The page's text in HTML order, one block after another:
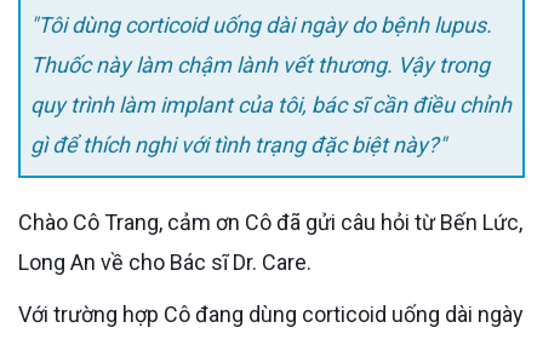
"Tôi dùng corticoid uống dài ngày do bệnh lupus.
Thuốc này làm chậm lành vết thương. Vậy trong
quy trình làm implant của tôi, bác sĩ cần điều chỉnh
gì để thích nghi với tình trạng đặc biệt này?"
Chào Cô Trang, cảm ơn Cô đã gửi câu hỏi từ Bến Lức,
Long An về cho Bác sĩ Dr. Care.
Với trường hợp Cô đang dùng corticoid uống dài ngày